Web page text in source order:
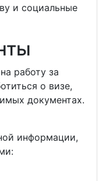
и социальные
работу за
о визе,
документах.
информации,